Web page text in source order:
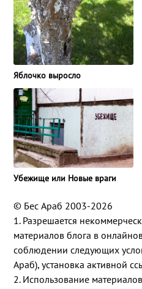
Яблочко выросло
Убежище или Новые враги
© Бес Араб 2003-2026
1. Разрешается
материалов блога в
соблюдении следующих
Араб), установка активной
2. Использование